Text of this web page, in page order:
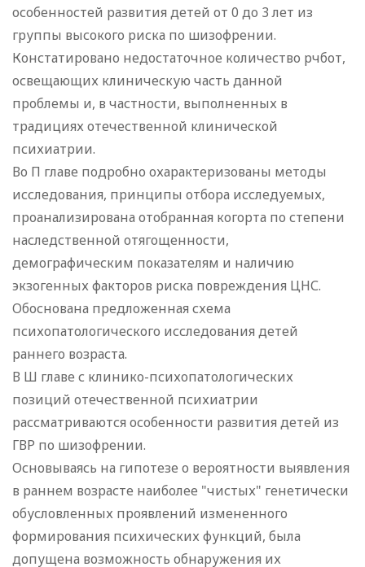
особенностей развития детей от 0 до 3 лет из
группы высокого риска по шизофрении.
Констатировано недостаточное количество рчбот,
освещающих клиническую часть данной
проблемы и, в частности, выполненных в
традициях отечественной клинической
психиатрии.
Во П главе подробно охарактеризованы методы
исследования, принципы отбора исследуемых,
проанализирована отобранная когорта по степени
наследственной отягощенности,
демографическим показателям и наличию
экзогенных факторов риска повреждения ЦНС.
Обоснована предложенная схема
психопатологического исследования детей
раннего возраста.
В Ш главе с клинико-психопатологических
позиций отечественной психиатрии
рассматриваются особенности развития детей из
ГВР по шизофрении.
Основываясь на гипотезе о вероятности выявления
в раннем возрасте наиболее "чистых" генетически
обусловленных проявлений измененного
формирования психических функций, была
допущена возможность обнаружения их